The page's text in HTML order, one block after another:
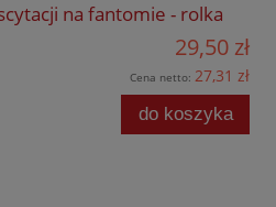
na fantomie - rolka
29,50 zł
Cena netto: 27,31 zł
do koszyka